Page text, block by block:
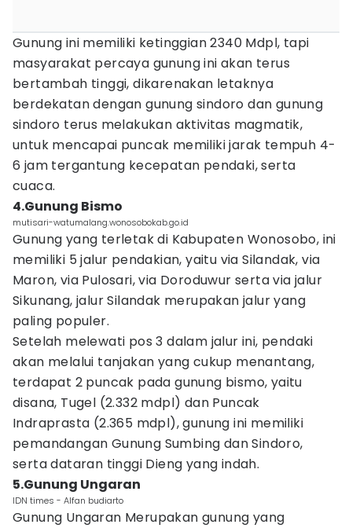
Gunung ini memiliki ketinggian 2340 Mdpl, tapi
masyarakat percaya gunung ini akan terus
bertambah tinggi, dikarenakan letaknya
berdekatan dengan gunung sindoro dan gunung
sindoro terus melakukan aktivitas magmatik,
untuk mencapai puncak memiliki jarak tempuh 4-
6 jam tergantung kecepatan pendaki, serta
cuaca.
4.Gunung Bismo
mutisari-watumalang.wonosobokab.go.id
Gunung yang terletak di Kabupaten Wonosobo, ini
memiliki 5 jalur pendakian, yaitu via Silandak, via
Maron, via Pulosari, via Doroduwur serta via jalur
Sikunang, jalur Silandak merupakan jalur yang
paling populer.
Setelah melewati pos 3 dalam jalur ini, pendaki
akan melalui tanjakan yang cukup menantang,
terdapat 2 puncak pada gunung bismo, yaitu
disana, Tugel (2.332 mdpl) dan Puncak
Indraprasta (2.365 mdpl), gunung ini memiliki
pemandangan Gunung Sumbing dan Sindoro,
serta dataran tinggi Dieng yang indah.
5.Gunung Ungaran
IDN times - Alfan budiarto
Gunung Ungaran Merupakan gunung yang